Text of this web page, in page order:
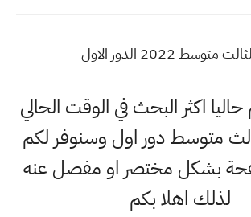
2022 الدور الاول
اكثر البحث في الوقت الحالي
متوسط دور اول وسنوفر لكم
بشكل مختصر او مفصل عنه
لذلك اهلا بكم